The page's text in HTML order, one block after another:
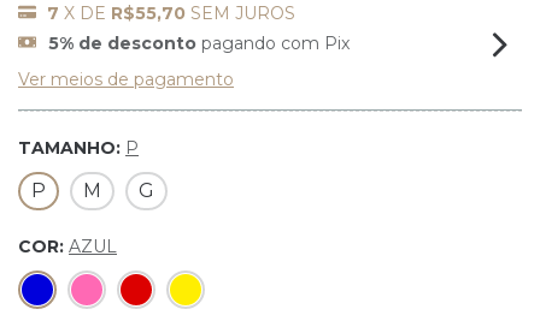
7 X DE R$55,70 SEM JUROS
5% de desconto pagando com Pix
Ver meios de pagamento
TAMANHO: P
P M G
COR: AZUL